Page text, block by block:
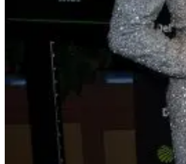
Insights
Press Releases
Kontakta